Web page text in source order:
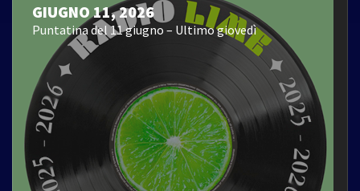
GIUGNO 11, 2026
Puntatina del 11 giugno – Ultimo giovedì